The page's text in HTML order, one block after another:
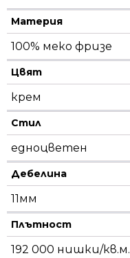
Материя
100% меко фризе
Цвят
крем
Стил
едноцветен
Дебелина
11мм
Плътност
192 000 нишки/кв.м.